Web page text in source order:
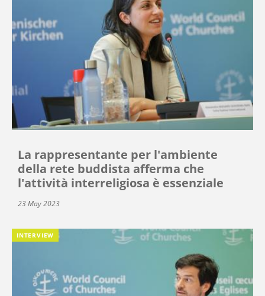
La rappresentante per l'ambiente
della rete buddista afferma che
l'attività interreligiosa è essenziale
23 May 2023
INTERVIEW